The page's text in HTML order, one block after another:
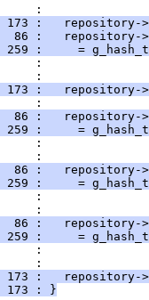
:
173 :   repository-
86 :   repository-
259 :     =
:
:
173 :   repository-
:
86 :   repository-
259 :     =
:
:
86 :   repository-
259 :     =
:
:
86 :   repository-
259 :     =
:
:
173 :   repository-
173 : }